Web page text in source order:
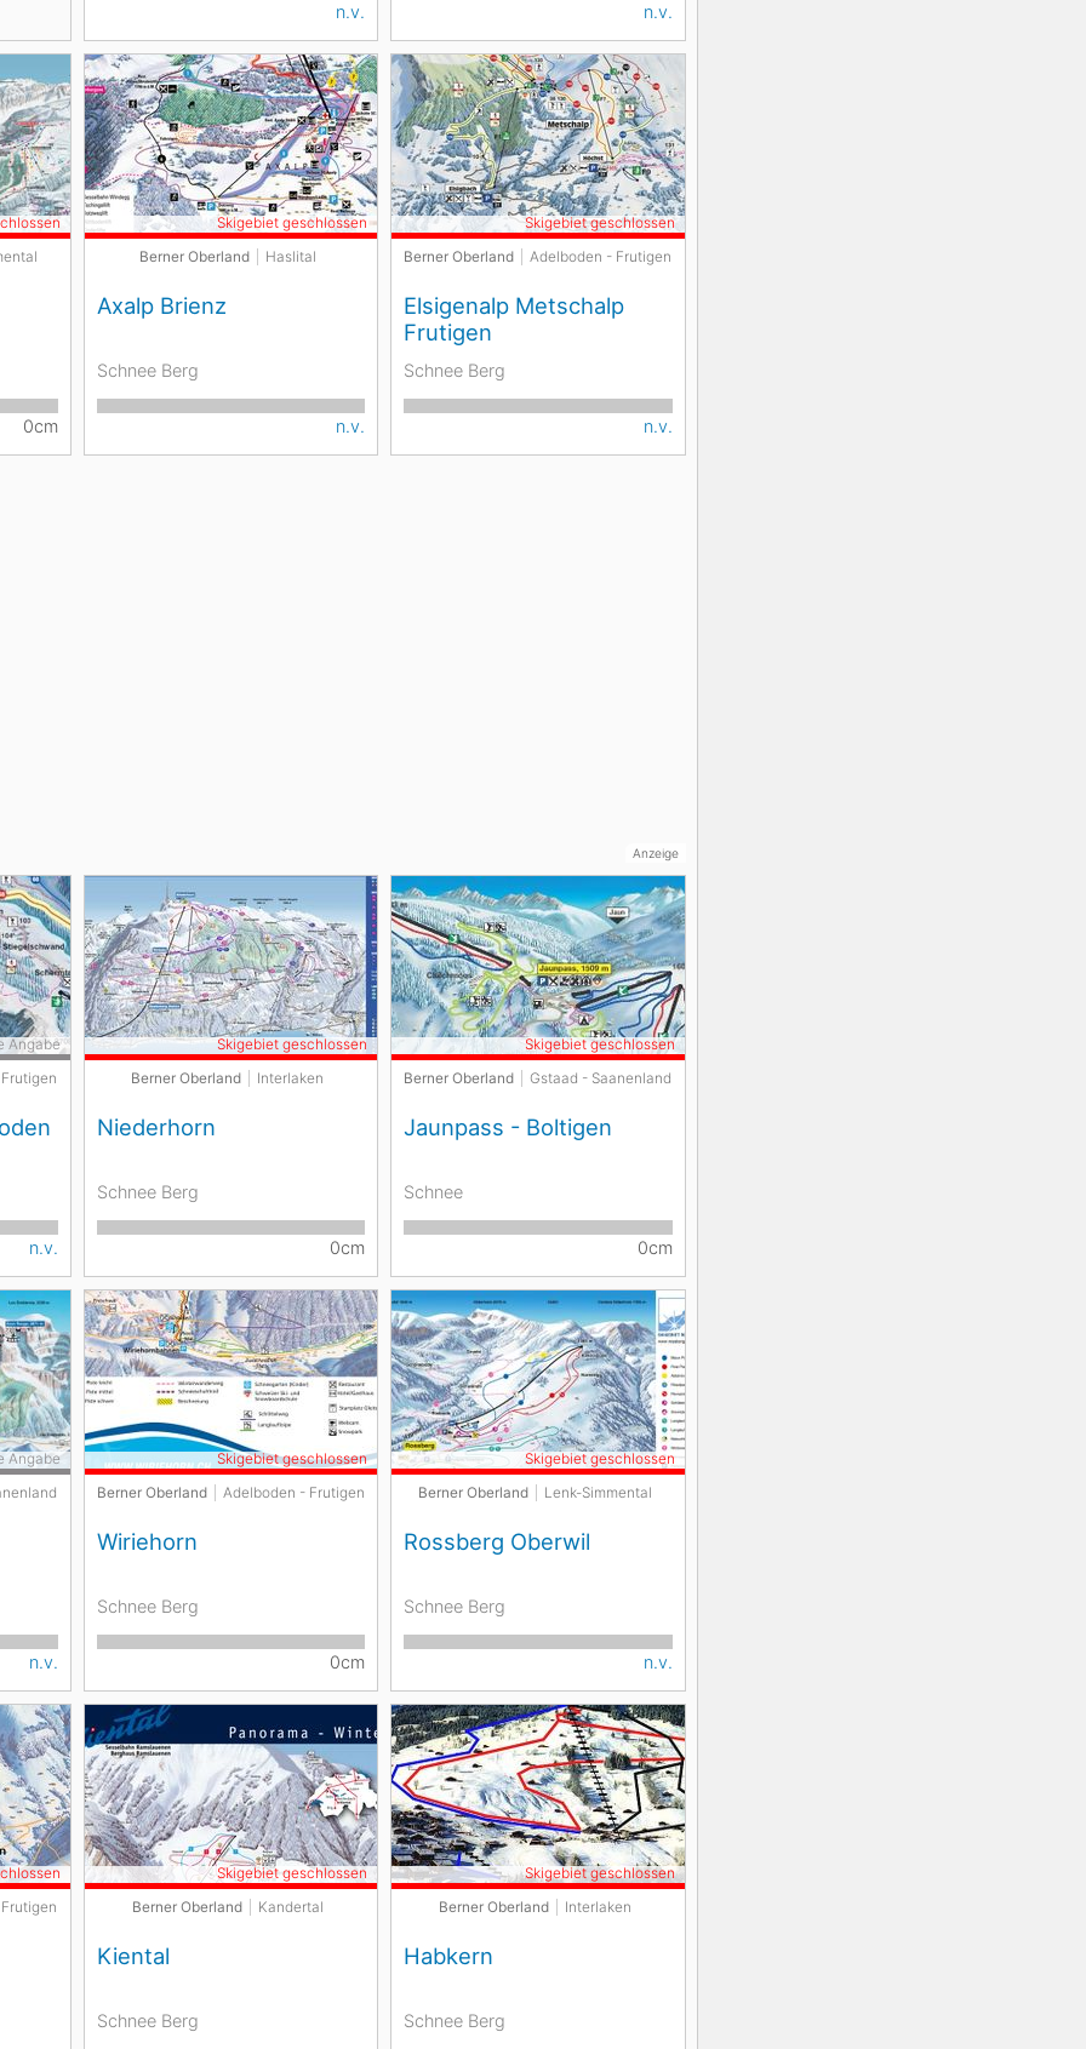
n.v. n.v.
0cm
Berner Oberland Haslital
Axalp Brienz
Skigebiet geschlossen
Schnee Berg
n.v.
Berner Oberland Adelboden - Frutigen
Elsigenalp Metschalp
Frutigen
Skigebiet geschlossen
Schnee Berg
n.v.
Anzeige
Angabe
n.v.
Berner Oberland Interlaken
Niederhorn
Skigebiet geschlossen
Schnee Berg
0cm
Berner Oberland Gstaad - Saanenland
Jaunpass - Boltigen
Skigebiet geschlossen
Schnee
0cm
Angabe
n.v.
Berner Oberland Adelboden - Frutigen
Wiriehorn
Skigebiet geschlossen
Schnee Berg
0cm
Berner Oberland Lenk-Simmental
Rossberg Oberwil
Skigebiet geschlossen
Schnee Berg
n.v.
Berner Oberland
Kandertal
Kiental
Skigebiet geschlossen
Schnee Berg
Berner Oberland Interlaken
Habkern
Skigebiet geschlossen
Schnee Berg